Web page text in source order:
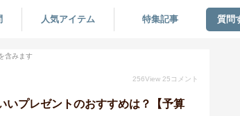
人気アイテム 特集記事 質問
含みます
256View 25 コメント
いプレゼントのおすすめは？【予算